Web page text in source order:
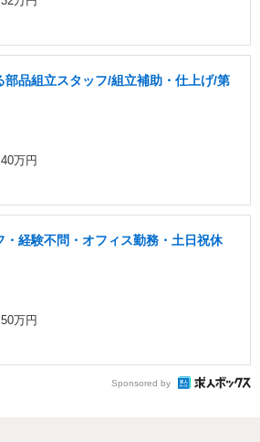
部品組立スタッフ/組立補助・仕上げ/第
万円
・経験不問・オフィス勤務・土日祝休
万円
Sponsored by